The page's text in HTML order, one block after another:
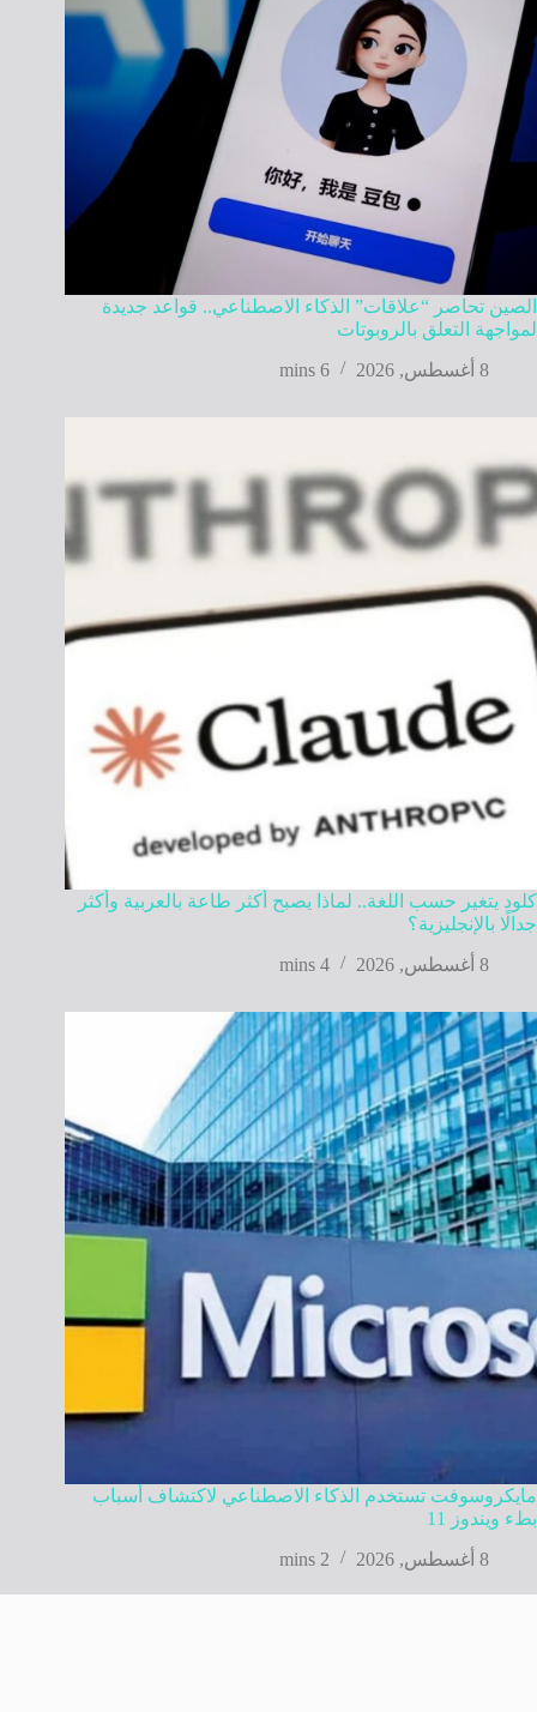
الصين تحاصر “علاقات” الذكاء الاصطناعي.. قواعد جديدة
لمواجهة التعلق بالروبوتات
8 أغسطس, 2026
6 mins
كلود يتغير حسب اللغة.. لماذا يصبح أكثر طاعة بالعربية وأكثر
جدالًا بالإنجليزية؟
8 أغسطس, 2026
4 mins
مايكروسوفت تستخدم الذكاء الاصطناعي لاكتشاف أسباب
بطء ويندوز 11
8 أغسطس, 2026
2 mins